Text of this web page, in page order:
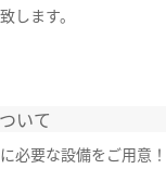
します。
いて
必要な設備をご用意